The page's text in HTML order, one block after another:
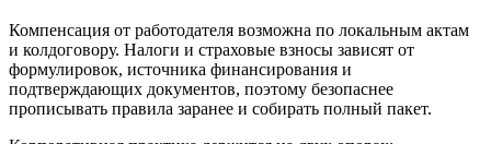
Компенсация от работодателя возможна по локальным актам
и колдоговору. Налоги и страховые взносы зависят от
формулировок, источника финансирования и
подтверждающих документов, поэтому безопаснее
прописывать правила заранее и собирать полный пакет.